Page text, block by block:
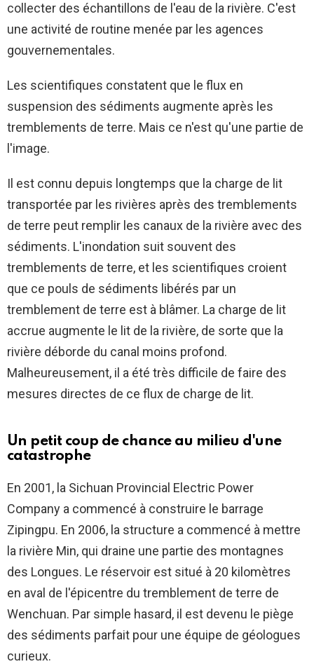
collecter des échantillons de l'eau de la rivière. C'est
une activité de routine menée par les agences
gouvernementales.
Les scientifiques constatent que le flux en
suspension des sédiments augmente après les
tremblements de terre. Mais ce n'est qu'une partie de
l'image.
Il est connu depuis longtemps que la charge de lit
transportée par les rivières après des tremblements
de terre peut remplir les canaux de la rivière avec des
sédiments. L'inondation suit souvent des
tremblements de terre, et les scientifiques croient
que ce pouls de sédiments libérés par un
tremblement de terre est à blâmer. La charge de lit
accrue augmente le lit de la rivière, de sorte que la
rivière déborde du canal moins profond.
Malheureusement, il a été très difficile de faire des
mesures directes de ce flux de charge de lit.
Un petit coup de chance au milieu d'une
catastrophe
En 2001, la Sichuan Provincial Electric Power
Company a commencé à construire le barrage
Zipingpu. En 2006, la structure a commencé à mettre
la rivière Min, qui draine une partie des montagnes
des Longues. Le réservoir est situé à 20 kilomètres
en aval de l'épicentre du tremblement de terre de
Wenchuan. Par simple hasard, il est devenu le piège
des sédiments parfait pour une équipe de géologues
curieux.